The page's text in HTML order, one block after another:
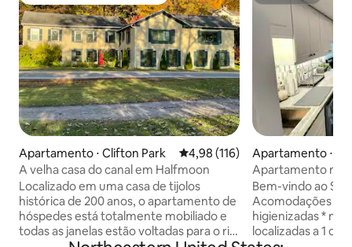
Apartamento ⋅ Clifton Park 4,98 de uma avaliação média de
4,98 (116)
A velha casa do canal em Halfmoon
Localizado em uma casa de tijolos
histórica de 200 anos, o apartamento de
hóspedes está totalmente mobiliado e
todas as janelas estão voltadas para o rio
Apartamento ⋅
Apartamento
completo.
privilegiada
Bem-vindo ao
Acomodações
higienizadas *
localizadas a 1